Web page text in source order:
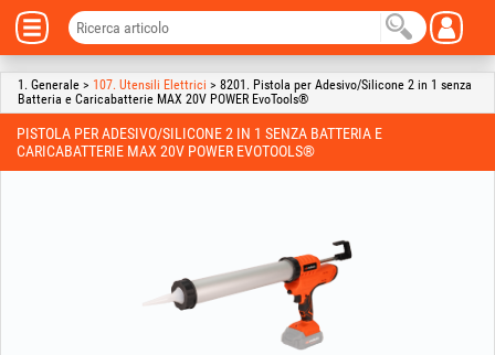
1. Generale > 107. Utensili Elettrici > 8201. Pistola per Adesivo/Silicone 2 in 1 senza
Batteria e Caricabatterie MAX 20V POWER EvoTools®
PISTOLA PER ADESIVO/SILICONE 2 IN 1 SENZA BATTERIA E
CARICABATTERIE MAX 20V POWER EVOTOOLS®